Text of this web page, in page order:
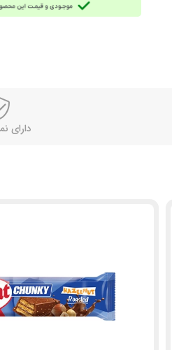
شکر افزوده انتخاب کنید، شاهترسکی
نشاسته ذرت، نمک، فیبر گندم و عامل
این محصول بدون شکر افزوده
طبیعی، شیر، گندم و فندق است در
دارای